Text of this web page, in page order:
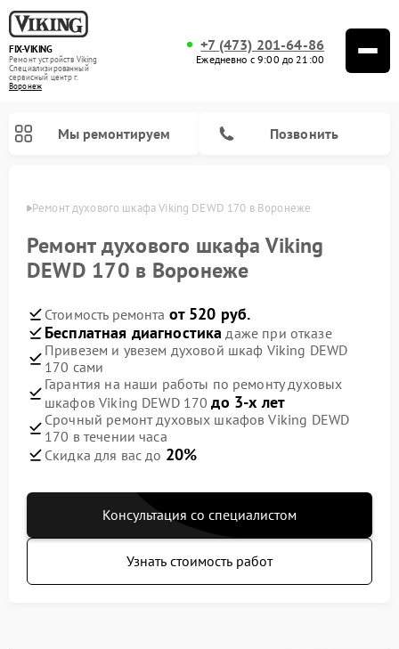
FIX-VIKING
Ремонт устройств Viking
Специализированный
cервисный центр г.
Воронеж
+7 (473) 201-64-86
Ежедневно с 9:00 до 21:00
Мы ремонтируем Позвонить
Ремонт духового шкафа Viking DEWD 170 в Воронеже
Ремонт духового шкафа Viking
DEWD 170 в Воронеже
Стоимость ремонта от 520 руб.
Бесплатная диагностика даже при отказе
Привезем и увезем духовой шкаф Viking DEWD
170 сами
Гарантия на наши работы по ремонту духовых
шкафов Viking DEWD 170до 3-х лет
Срочный ремонт духовых шкафов Viking DEWD
170 в течении часа
Скидка для вас до 20%
Консультация со специалистом
Узнать стоимость работ